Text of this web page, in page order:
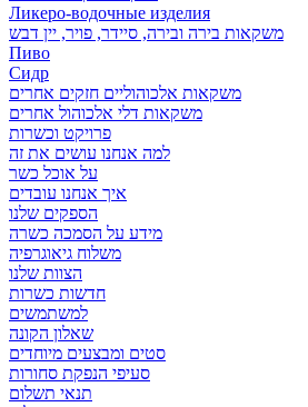
Ликеро-водочные изделия
משקאות בירה ובירה, סיידר, פויר, יין דבש
Пиво
Сидр
משקאות אלכוהוליים חזקים אחרים
משקאות דלי אלכוהול אחרים
פרויקט וכשרות
למה אנחנו עושים את זה
על אוכל כשר
איך אנחנו עובדים
הספקים שלנו
מידע על הסמכה כשרה
משלוח גיאוגרפיה
הצוות שלנו
חדשות כשרות
למשתמשים
שאלון הקונה
סטים ומבצעים מיוחדים
סעיפי הנפקת סחורות
תנאי תשלום